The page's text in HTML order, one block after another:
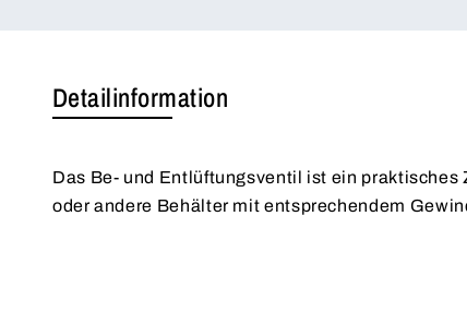
Detailinformation
Das Be- und Entlüftungsventil ist ein praktisches
oder andere Behälter mit entsprechendem
Entleeren ein Vakuum im Behälter entsteht